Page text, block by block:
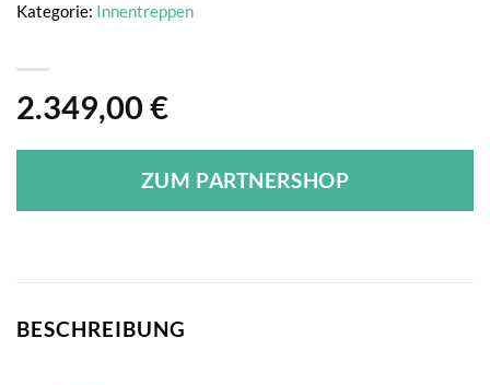
2.349,00 €
ZUM PARTNERSHOP
Kategorie: Innentreppen
BESCHREIBUNG